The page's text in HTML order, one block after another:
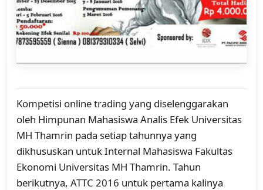
Kompetisi online trading yang diselenggarakan
oleh Himpunan Mahasiswa Analis Efek Universitas
MH Thamrin pada setiap tahunnya yang
dikhususkan untuk Internal Mahasiswa Fakultas
Ekonomi Universitas MH Thamrin. Tahun
berikutnya, ATTC 2016 untuk pertama kalinya